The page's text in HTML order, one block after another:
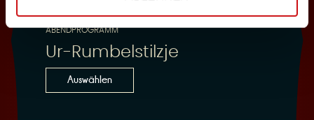
ABENDPROGRAMM
Ur-Rumbelstilzje
Auswählen